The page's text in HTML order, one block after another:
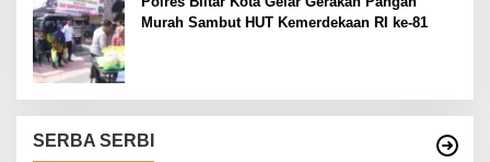
Murah Sambut HUT Kemerdekaan RI ke-81
SERBA SERBI